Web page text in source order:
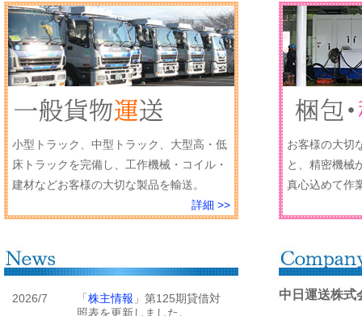
小型トラック、中型トラック、大型高・低
床トラックを完備し、工作機械・コイル・
建材などお客様の大切な製品を輸送。
詳細 >>
お客様の大切
と、精密機械
真心込めて作
2026/7 「 株主情報 」第125期貸借対
照表を更新しました。
中日運送株式